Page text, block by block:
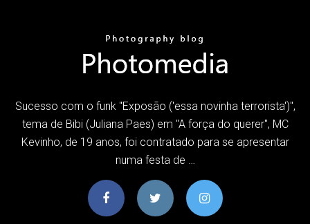
Sucesso com o funk "Exposão ('essa novinha terrorista')",
tema de Bibi (Juliana Paes) em "A força do querer", MC
Kevinho, de 19 anos, foi contratado para se apresentar
numa festa de …